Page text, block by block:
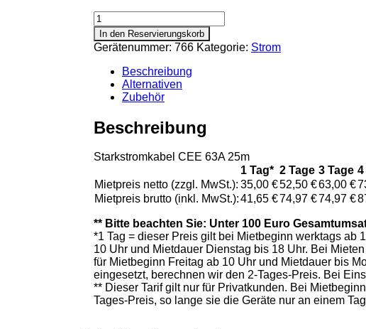
Kabel
Strom
CEE
63A
Verlängerung
Menge
In den Reservierungskorb
Gerätenummer: 766 Kategorie: Strom
Beschreibung
Alternativen
Zubehör
Beschreibung
Starkstromkabel CEE 63A 25m
1 Tag* 2 Tage 3 Tage 4
Mietpreis netto (zzgl. MwSt.): 35,00 €52,50 €63,00 €
Mietpreis brutto (inkl. MwSt.):41,65 €74,97 €74,97 €
** Bitte beachten Sie: Unter 100 Euro
*1 Tag = dieser Preis gilt bei Mietbeginn werktags ab
10 Uhr und Mietdauer Dienstag bis 18 Uhr. Bei
für Mietbeginn Freitag ab 10 Uhr und Mietdauer bis
eingesetzt, berechnen wir den 2-Tages-Preis. Bei
** Dieser Tarif gilt nur für Privatkunden. Bei
Tages-Preis, so lange sie die Geräte nur an einem